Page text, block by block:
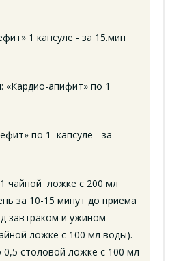
1 капсуле - за 15.мин
: «Кардио-апифит» по 1
по 1 капсуле - за
чайной ложке с 200 мл
за 10-15 минут до приема
завтраком и ужином
ложке с 100 мл воды).
0,5 столовой ложке с 100 мл